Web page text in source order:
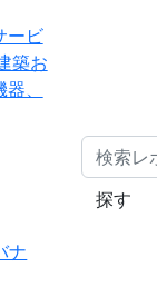
ービ
築お
、
ナ
探す